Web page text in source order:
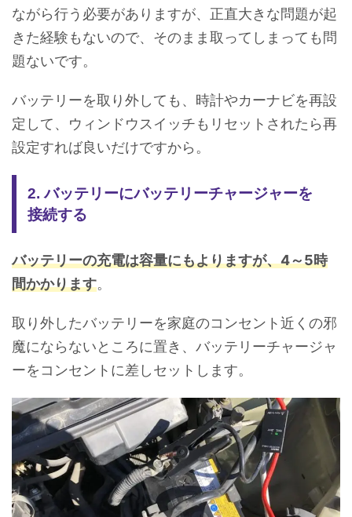
ながら行う必要がありますが、正直大きな問題が起
きた経験もないので、そのまま取ってしまっても問
題ないです。
バッテリーを取り外しても、時計やカーナビを再設
定して、ウィンドウスイッチもリセットされたら再
設定すれば良いだけですから。
2. バッテリーにバッテリーチャージャーを
接続する
バッテリーの充電は容量にもよりますが、4～5時
間かかります。
取り外したバッテリーを家庭のコンセント近くの邪
魔にならないところに置き、バッテリーチャージャ
ーをコンセントに差しセットします。